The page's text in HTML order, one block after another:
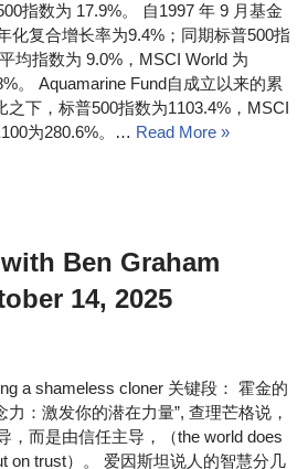
指数为 17.9%。 自1997 年 9 月基金
化复合增长率为9.4%；同期标普500指
均指数为 9.0%，MSCI World 为
。 Aquamarine Fund自成立以来的累
之下，标普500指数为1103.4%，MSCI
为280.6%。… Read More »
Ben Graham
14, 2025
a shameless cloner 关键段： 霍金的
力：激发你的潜在力量”, 查理芒格说，
，而是由信任主导，（the world does
on trust）。 爱因斯坦说人的智慧分几